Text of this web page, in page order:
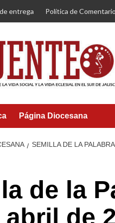
entrega Política de
Página Diocesana
SEMILLA DE LA
de la
abril de